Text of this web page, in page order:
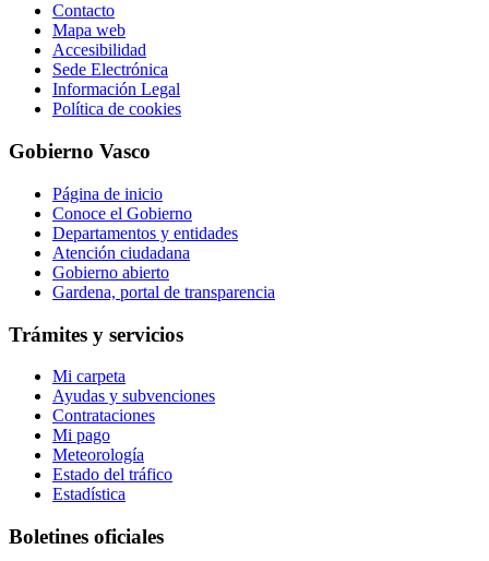
Contacto
Mapa web
Accesibilidad
Sede Electrónica
Información Legal
Política de cookies
Gobierno Vasco
Página de inicio
Conoce el Gobierno
Departamentos y entidades
Atención ciudadana
Gobierno abierto
Gardena, portal de transparencia
Trámites y servicios
Mi carpeta
Ayudas y subvenciones
Contrataciones
Mi pago
Meteorología
Estado del tráfico
Estadística
Boletines oficiales